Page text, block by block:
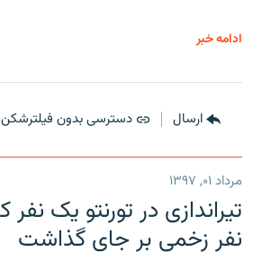
ادامه خبر
ارسال دسترسی بدون فیلترشکن
مرداد ۰۱, ۱۳۹۷
نفر زخمی بر جای گذاشت